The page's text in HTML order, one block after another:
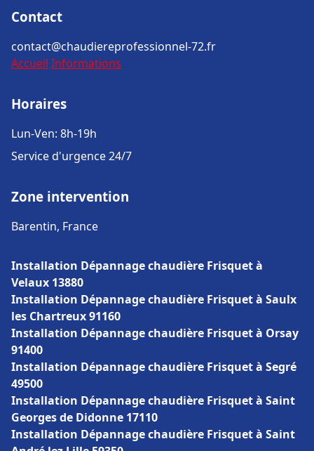
Contact
contact@chaudiereprofessionnel-72.fr
Accueil Informations
Horaires
Lun-Ven: 8h-19h
Service d'urgence 24/7
Zone intervention
Barentin, France
Installation Dépannage chaudière Frisquet à
Velaux 13880
Installation Dépannage chaudière Frisquet à Saulx
les Chartreux 91160
Installation Dépannage chaudière Frisquet à Orsay
91400
Installation Dépannage chaudière Frisquet à Segré
49500
Installation Dépannage chaudière Frisquet à Saint
Georges de Didonne 17110
Installation Dépannage chaudière Frisquet à Saint